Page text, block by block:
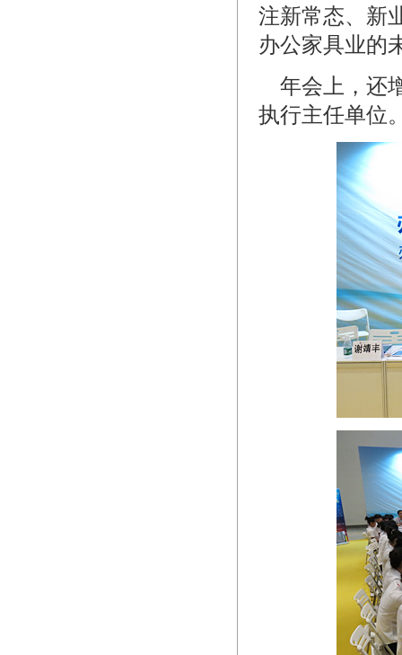
注新常态、新
办公家具业的
年会上，还
执行主任单位